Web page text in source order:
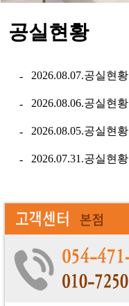
공실현황
- 2026.08.07.공실현황
- 2026.08.06.공실현황
- 2026.08.05.공실현황
- 2026.07.31.공실현황